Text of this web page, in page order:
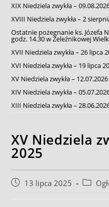
XIX Niedziela zwykła –
XVIII Niedziela zwykła – 2
Ostatnie pożegnanie ks. Józefa
godz. 14.30 w Żeleźnikowej
XVII Niedziela zwykła – 26 lipca
XVI Niedziela zwykła – 19 lipca
XV Niedziela zwykła – 12.07.2026
XIV Niedziela zwykła –
XIII Niedziela zwykła –
XV Niedziela
2025
Post13 lipca 2025
Post